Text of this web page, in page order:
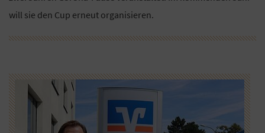
will sie den Cup erneut organisieren.